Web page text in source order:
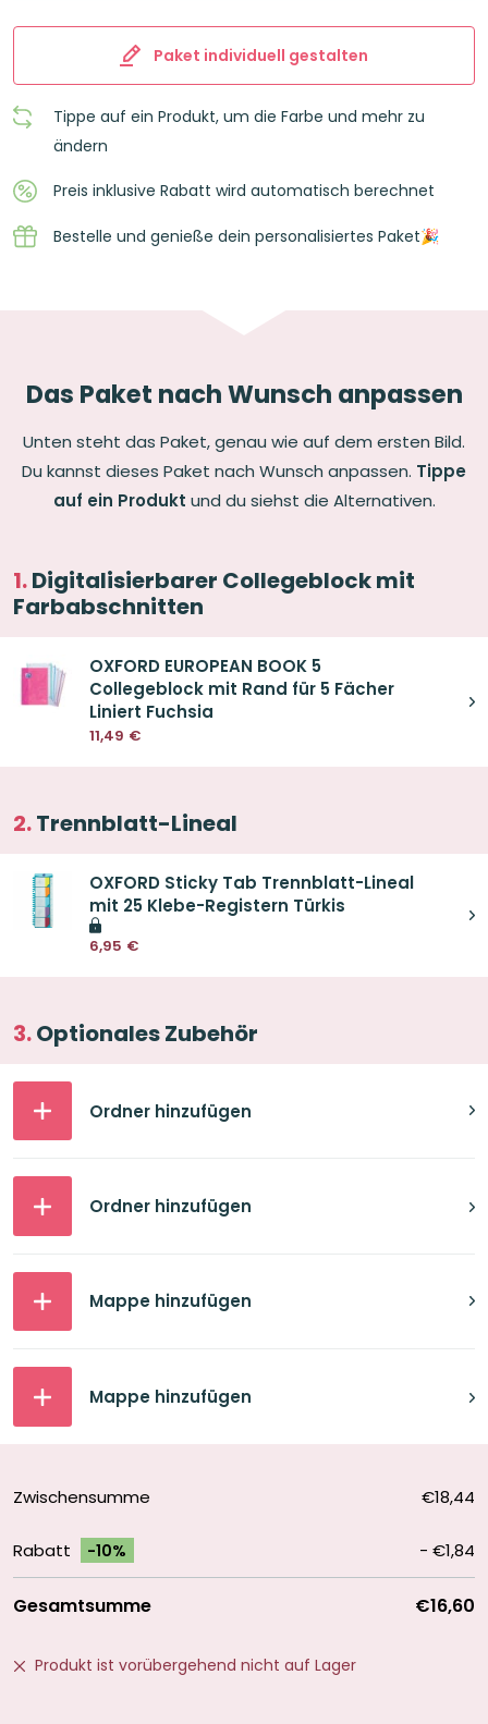
Paket individuell gestalten
Tippe auf ein Produkt, um die Farbe und mehr zu
ändern
Preis inklusive Rabatt wird automatisch berechnet
Bestelle und genieße dein personalisiertes Paket🎉
Das Paket nach Wunsch anpassen
Unten steht das Paket, genau wie auf dem ersten Bild.
Du kannst dieses Paket nach Wunsch anpassen. Tippe
auf ein Produkt und du siehst die Alternativen.
Digitalisierbarer Collegeblock mit
Farbabschnitten
OXFORD EUROPEAN BOOK 5
Collegeblock mit Rand für 5 Fächer
Liniert Fuchsia
11,49 €
Trennblatt-Lineal
OXFORD Sticky Tab Trennblatt-Lineal
mit 25 Klebe-Registern Türkis
6,95 €
Optionales Zubehör
Ordner hinzufügen
Ordner hinzufügen
Mappe hinzufügen
Mappe hinzufügen
Zwischensumme €18,44
Rabatt -10% - €1,84
Gesamtsumme €16,60
Produkt ist vorübergehend nicht auf Lager